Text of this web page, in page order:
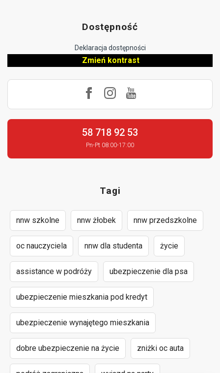
Dostępność
Deklaracja dostępności
Zmień kontrast
58 718 92 53
Pn-Pt 08:00-17:00
Tagi
nnw szkolne nnw żłobek nnw przedszkolne
oc nauczyciela nnw dla studenta życie
assistance w podróży ubezpieczenie dla psa
ubezpieczenie mieszkania pod kredyt
ubezpieczenie wynajętego mieszkania
dobre ubezpieczenie na życie zniżki oc auta